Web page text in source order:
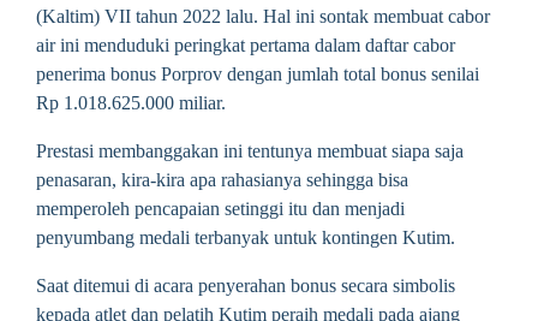
(Kaltim) VII tahun 2022 lalu. Hal ini sontak membuat cabor
air ini menduduki peringkat pertama dalam daftar cabor
penerima bonus Porprov dengan jumlah total bonus senilai
Rp 1.018.625.000 miliar.
Prestasi membanggakan ini tentunya membuat siapa saja
penasaran, kira-kira apa rahasianya sehingga bisa
memperoleh pencapaian setinggi itu dan menjadi
penyumbang medali terbanyak untuk kontingen Kutim.
Saat ditemui di acara penyerahan bonus secara simbolis
kepada atlet dan pelatih Kutim peraih medali pada ajang